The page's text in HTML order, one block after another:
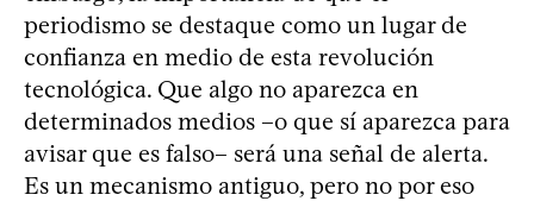
periodismo se destaque como un lugar de
confianza en medio de esta revolución
tecnológica. Que algo no aparezca en
determinados medios –o que sí aparezca para
avisar que es falso– será una señal de alerta.
Es un mecanismo antiguo, pero no por eso